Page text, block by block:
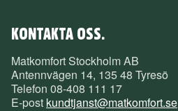
KONTAKTA OSS.
Matkomfort Stockholm AB
Antennvägen 14, 135 48 Tyresö
Telefon 08-408 111 17
E-post kundtjanst@matkomfort.se